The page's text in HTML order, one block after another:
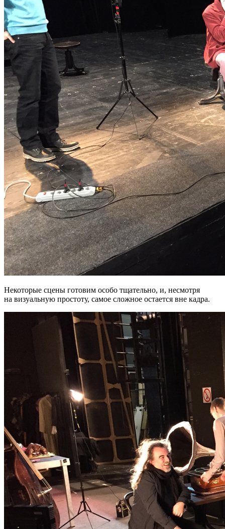
Некоторые сцены готовим особо тщательно, и, несмотря
на визуальную простоту, самое сложное остается вне кадра.